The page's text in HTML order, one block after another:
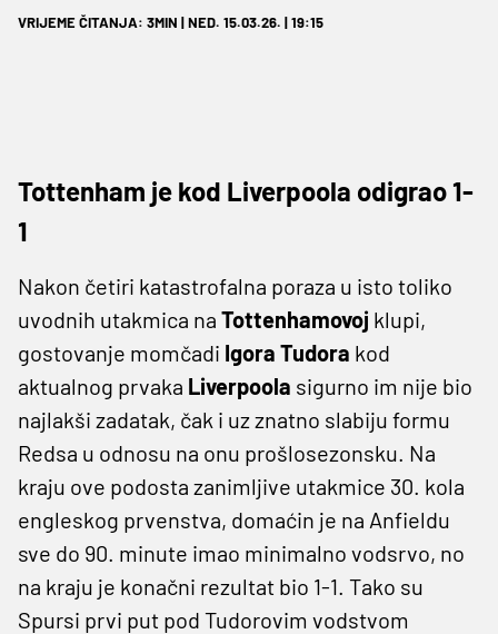
VRIJEME ČITANJA: 3MIN | NED. 15.03.26. | 19:15
Tottenham je kod Liverpoola odigrao 1-
1
Nakon četiri katastrofalna poraza u isto toliko
uvodnih utakmica na Tottenhamovoj klupi,
gostovanje momčadi Igora Tudora kod
aktualnog prvaka Liverpoola sigurno im nije bio
najlakši zadatak, čak i uz znatno slabiju formu
Redsa u odnosu na onu prošlosezonsku. Na
kraju ove podosta zanimljive utakmice 30. kola
engleskog prvenstva, domaćin je na Anfieldu
sve do 90. minute imao minimalno vodsrvo, no
na kraju je konačni rezultat bio 1-1. Tako su
Spursi prvi put pod Tudorovim vodstvom